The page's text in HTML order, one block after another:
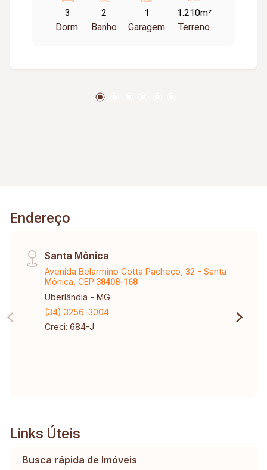
3
Dorm.
2
Banho
1
Garagem
1.210m²
Terreno
Endereço
Santa Mônica
Avenida Belarmino Cotta Pacheco, 32 - Santa
Mônica, CEP:38408-168
Uberlândia - MG
(34) 3256-3004
Creci: 684-J
Links Úteis
Busca rápida de Imóveis